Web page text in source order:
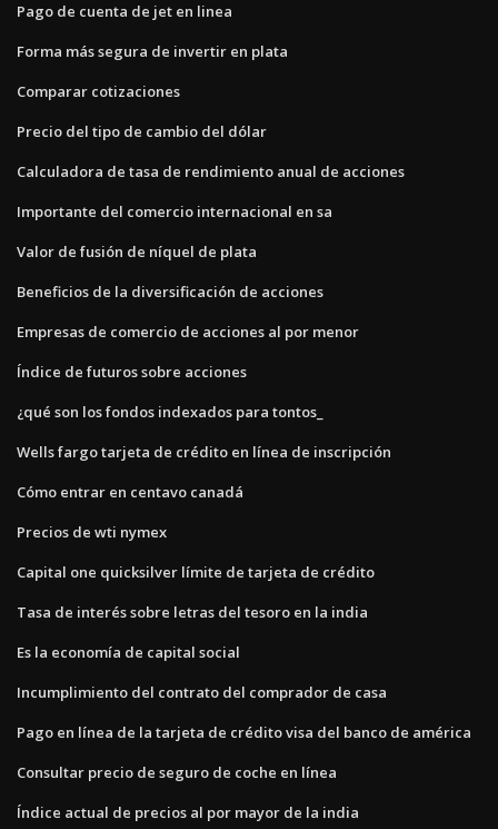
Pago de cuenta de jet en linea
Forma más segura de invertir en plata
Comparar cotizaciones
Precio del tipo de cambio del dólar
Calculadora de tasa de rendimiento anual de acciones
Importante del comercio internacional en sa
Valor de fusión de níquel de plata
Beneficios de la diversificación de acciones
Empresas de comercio de acciones al por menor
Índice de futuros sobre acciones
¿qué son los fondos indexados para tontos_
Wells fargo tarjeta de crédito en línea de inscripción
Cómo entrar en centavo canadá
Precios de wti nymex
Capital one quicksilver límite de tarjeta de crédito
Tasa de interés sobre letras del tesoro en la india
Es la economía de capital social
Incumplimiento del contrato del comprador de casa
Pago en línea de la tarjeta de crédito visa del banco de américa
Consultar precio de seguro de coche en línea
Índice actual de precios al por mayor de la india